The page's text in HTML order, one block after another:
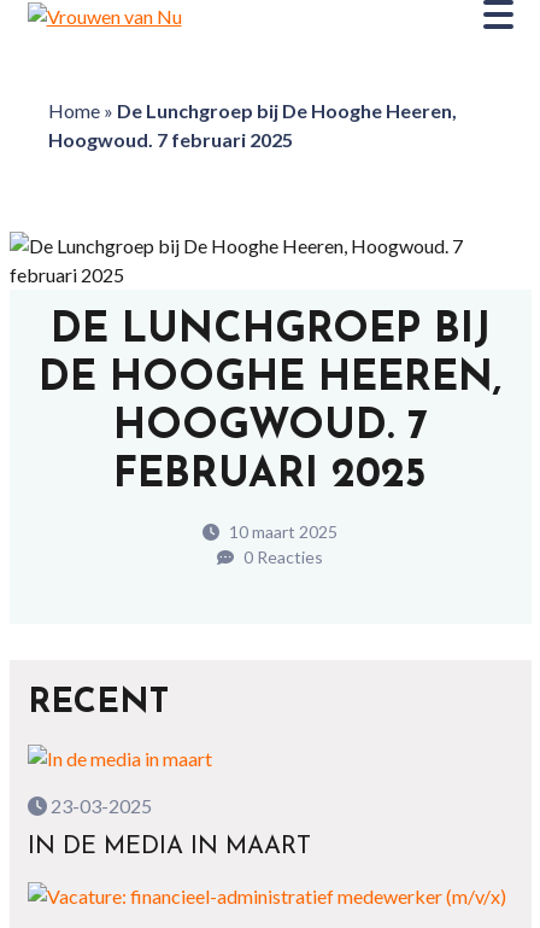
Home» De Lunchgroep bij De Hooghe Heeren,
Hoogwoud. 7 februari 2025
DE LUNCHGROEP BIJ
DE HOOGHE HEEREN,
HOOGWOUD. 7
FEBRUARI 2025
10 maart 2025
0 Reacties
RECENT
23-03-2025
IN DE MEDIA IN MAART